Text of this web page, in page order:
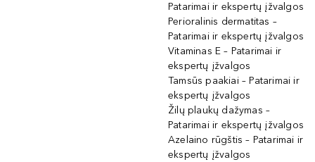
Patarimai ir ekspertų įžvalgos
Perioralinis dermatitas –
Patarimai ir ekspertų įžvalgos
Vitaminas E – Patarimai ir
ekspertų įžvalgos
Tamsūs paakiai – Patarimai ir
ekspertų įžvalgos
Žilų plaukų dažymas –
Patarimai ir ekspertų įžvalgos
Azelaino rūgštis – Patarimai ir
ekspertų įžvalgos